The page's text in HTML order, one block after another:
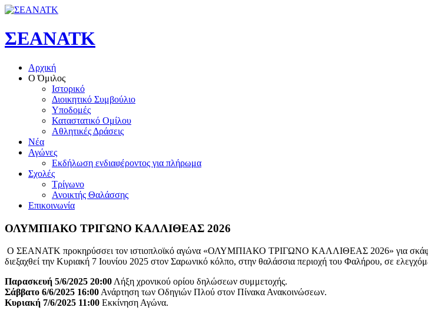
ΣΕΑΝΑΤΚ
Αρχική
Ο Όμιλος
Ιστορικό
Διοικητικό Συμβούλιο
Υποδομές
Καταστατικό Ομίλου
Αθλητικές Δράσεις
Νέα
Αγώνες
Εκδήλωση ενδιαφέροντος για πλήρωμα
Σχολές
Τρίγωνο
Ανοικτής Θαλάσσης
Επικοινωνία
ΟΛΥΜΠΙΑΚΟ ΤΡΙΓΩΝΟ ΚΑΛΛΙΘΕΑΣ 2026
O ΣΕΑΝΑΤΚ προκηρύσσει τον ιστιοπλοϊκό αγώνα «ΟΛΥΜΠΙΑΚΟ ΤΡΙΓΩΝΟ ΚΑΛΛΙΘΕΑΣ 2026» για σκάφη
διεξαχθεί την Κυριακή 7 Ιουνίου 2025 στον Σαρωνικό κόλπο, στην θαλάσσια περιοχή του Φαλήρου, σε
Παρασκευή 5/6/2025 20:00 Λήξη χρονικού ορίου δηλώσεων συμμετοχής.
Σάββατο 6/6/2025 16:00 Ανάρτηση των Οδηγιών Πλού στον Πίνακα Ανακοινώσεων.
Κυριακή 7/6/2025 11:00 Εκκίνηση Αγώνα.